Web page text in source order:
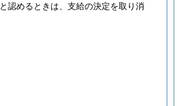
認めるときは、支給の決定を取り消